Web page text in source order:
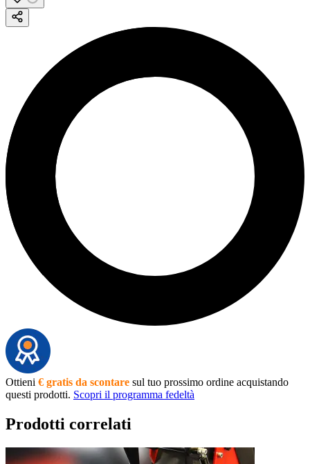
Ottieni € gratis da scontare sul tuo prossimo ordine acquistando
questi prodotti. Scopri il programma fedeltà
Prodotti correlati